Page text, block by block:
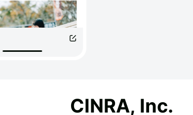
CINRA, Inc.